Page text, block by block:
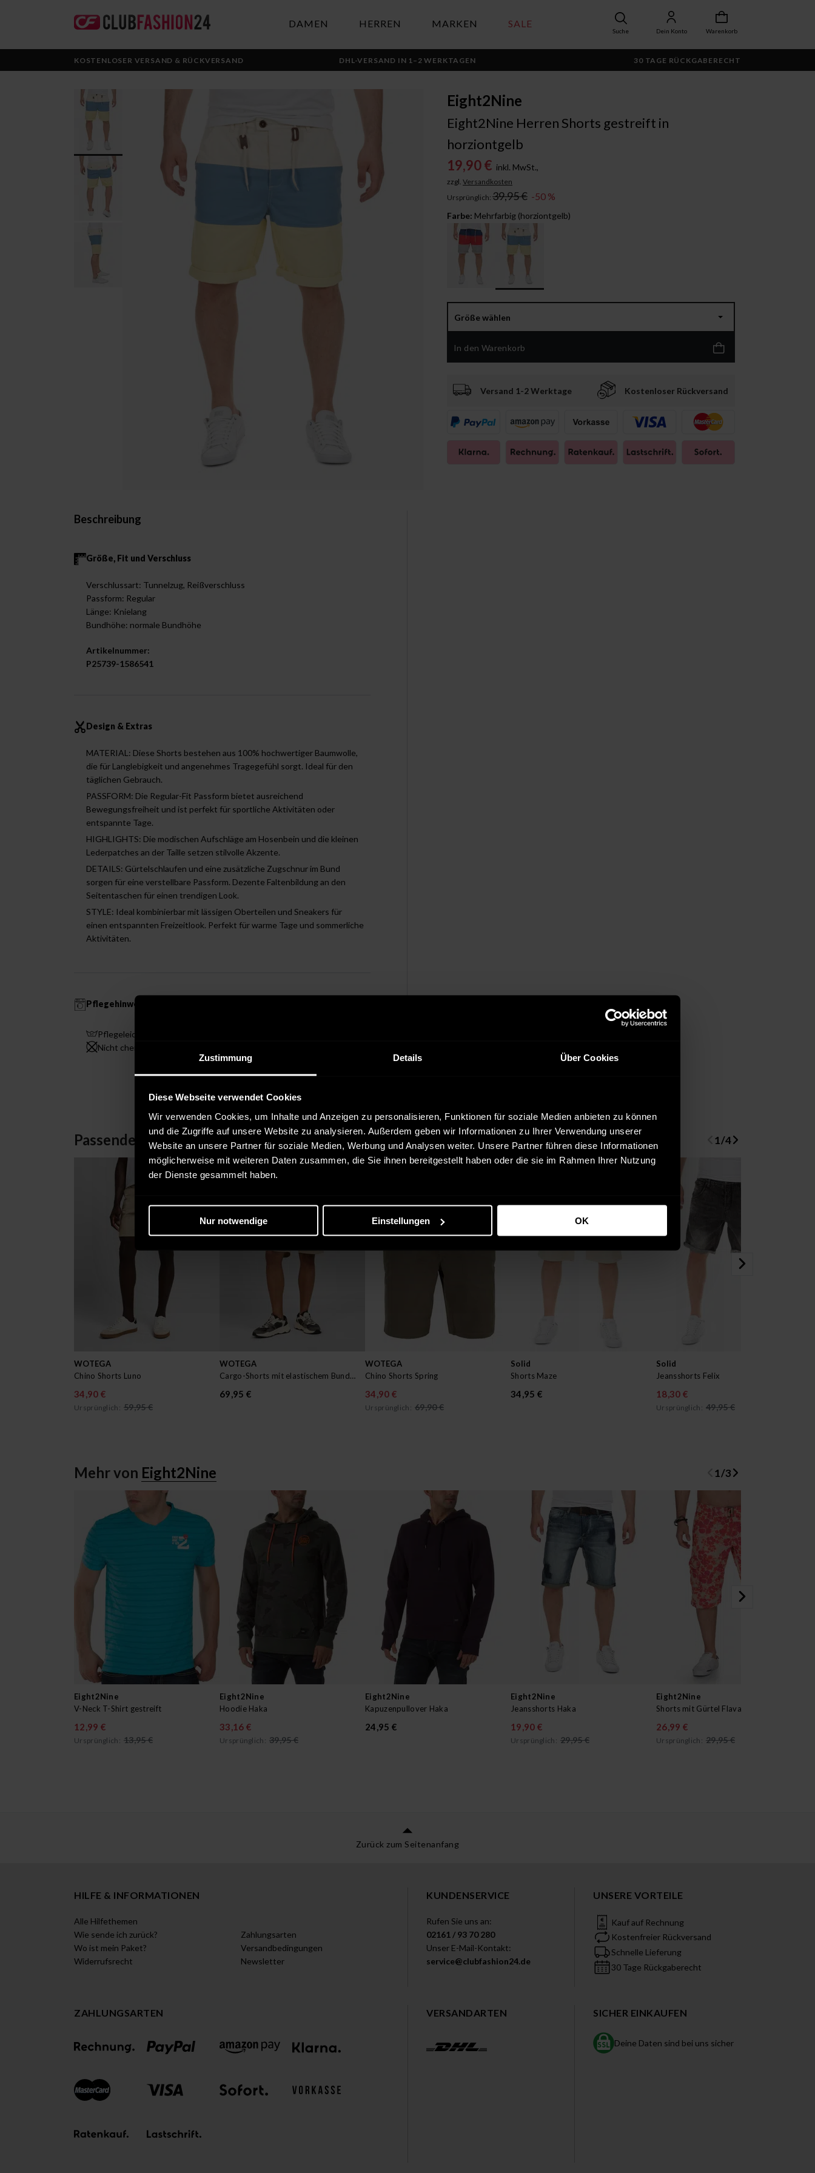
Zustimmung Details Über Cookies
Diese Webseite verwendet Cookies
Wir verwenden Cookies, um Inhalte und Anzeigen zu personalisieren, Funktionen für soziale Medien anbieten zu können
und die Zugriffe auf unsere Website zu analysieren. Außerdem geben wir Informationen zu Ihrer Verwendung unserer
Website an unsere Partner für soziale Medien, Werbung und Analysen weiter. Unsere Partner führen diese Informationen
möglicherweise mit weiteren Daten zusammen, die Sie ihnen bereitgestellt haben oder die sie im Rahmen Ihrer Nutzung
der Dienste gesammelt haben.
Nur notwendige Einstellungen OK
DAMEN HERREN MARKEN SALE
Suche Dein Konto Warenkorb
KOSTENLOSER VERSAND & RÜCKVERSAND DHL-VERSAND IN 1–2 WERKTAGEN 30 TAGE RÜCKGABERECHT
Eight2Nine
Eight2Nine Herren Shorts gestreift in
horziontgelb
19,90 € inkl. MwSt.,
zzgl. Versandkosten
Ursprünglich: 39,95 € -50 %
Farbe: Mehrfarbig (horziontgelb)
Größe wählen
In den Warenkorb
Versand 1-2 Werktage Kostenloser Rückversand
Beschreibung
Größe, Fit und Verschluss
Verschlussart: Tunnelzug, Reißverschluss
Passform: Regular
Länge: Knielang
Bundhöhe: normale Bundhöhe
Artikelnummer:
P25739-1586541
Design & Extras
MATERIAL: Diese Shorts bestehen aus 100% hochwertiger Baumwolle,
die für Langlebigkeit und angenehmes Tragegefühl sorgt. Ideal für den
täglichen Gebrauch.
PASSFORM: Die Regular-Fit Passform bietet ausreichend
Bewegungsfreiheit und ist perfekt für sportliche Aktivitäten oder
entspannte Tage.
HIGHLIGHTS: Die modischen Aufschläge am Hosenbein und die kleinen
Lederpatches an der Taille setzen stilvolle Akzente.
DETAILS: Gürtelschlaufen und eine zusätzliche Zugschnur im Bund
sorgen für eine verstellbare Passform. Dezente Faltenbildung an den
Seitentaschen für einen trendigen Look.
STYLE: Ideal kombinierbar mit lässigen Oberteilen und Sneakers für
einen entspannten Freizeitlook. Perfekt für warme Tage und sommerliche
Aktivitäten.
Pflegehinweise
Pflegeleicht 30 °C
Nicht chemisch reinigen
Passende Alternativen 1/4
WOTEGA
Chino Shorts Luno
34,90 €
Ursprünglich: 59,95 €
WOTEGA
Cargo-Shorts mit elastischem Bund Atlas
69,95 €
WOTEGA
Chino Shorts Spring
34,90 €
Ursprünglich: 69,90 €
Solid
Shorts Maze
34,95 €
Solid
Jeansshorts Felix
18,30 €
Ursprünglich: 49,95 €
Mehr von Eight2Nine 1/3
Eight2Nine
V-Neck T-Shirt gestreift
12,99 €
Ursprünglich: 13,95 €
Eight2Nine
Hoodie Haka
33,16 €
Ursprünglich: 39,95 €
Eight2Nine
Kapuzenpullover Haka
24,95 €
Eight2Nine
Jeansshorts Haka
19,90 €
Ursprünglich: 29,95 €
Eight2Nine
Shorts mit Gürtel Flava
26,99 €
Ursprünglich: 29,95 €
Zurück zum Seitenanfang
HILFE & INFORMATIONEN
Alle Hilfethemen
Wie sende ich zurück?
Zahlungsarten
Wo ist mein Paket?
Versandbedingungen
Widerrufsrecht
Newsletter
KUNDENSERVICE
Rufen Sie uns an:
02161 / 93 70 280
Unser E-Mail-Kontakt:
service@clubfashion24.de
UNSERE VORTEILE
Kauf auf Rechnung
Kostenfreier Rückversand
Schnelle Lieferung
30 Tage Rückgaberecht
ZAHLUNGSARTEN VERSANDARTEN SICHER EINKAUFEN
Deine Daten sind bei uns sicher